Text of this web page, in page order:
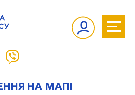
НА МАПІ